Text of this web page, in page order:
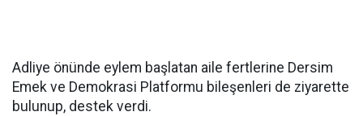
Adliye önünde eylem başlatan aile fertlerine Dersim
Emek ve Demokrasi Platformu bileşenleri de ziyarette
bulunup, destek verdi.